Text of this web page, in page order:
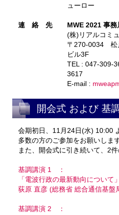
ューロー
連 絡 先
MWE 2021 事務
(株)リアルコミ
〒270-0034 松
ビル3F
TEL : 047-
3617
E-mail :
開会式 および 基
会期初日、11月24日(水) 10:00
多数の方のご参加をお願いします
また、開会式に引き続いて、2
基調講演 1 ：
「電波行政の最新動向について」
荻原 直彦 (総務省 総合通信基盤
基調講演 2 ：